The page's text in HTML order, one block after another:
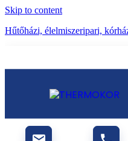
Skip to content
Hűtőházi, élelmiszeripari,